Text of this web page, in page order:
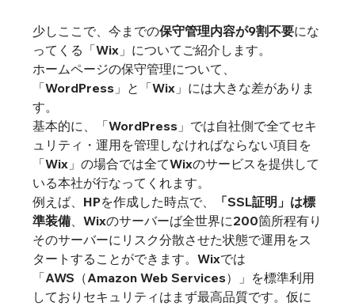
少しここで、今までの保守管理内容が9割不要にな
ってくる「Wix」についてご紹介します。
ホームページの保守管理について、
「WordPress」と「Wix」には大きな差がありま
す。
基本的に、「WordPress」では自社側で全てセキ
ュリティ・運用を管理しなければならない項目を
「Wix」の場合では全てWixのサービスを提供して
いる本社が行なってくれます。
例えば、HPを作成した時点で、
「SSL証明」は標
準装備、Wixのサーバーば全世界に200箇所程有り
そのサーバーにリスク分散させた状態で運用をス
タートすることができます。Wixでは
「AWS（Amazon Web Services）」を標準利用
しておりセキュリティはまず最高品質です。仮に